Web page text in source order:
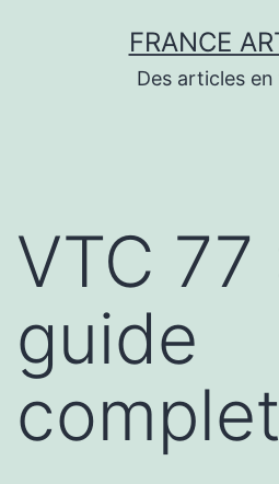
FRANCE
Des articles
VTC 77
guide
complet